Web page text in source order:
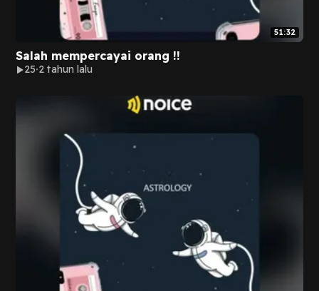
51:32
Salah mempercayai orang !!
25 2 tahun lalu